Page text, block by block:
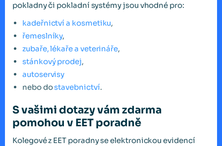
pokladny či pokladní systémy jsou vhodné pro:
kadeřnictví a kosmetiku,
řemeslníky,
zubaře, lékaře a veterináře,
stánkový prodej,
autoservisy
nebo dostavebnictví.
S vašimi dotazy vám zdarma
pomohou v EET poradně
Kolegové z EET poradny se elektronickou evidencí